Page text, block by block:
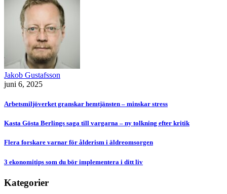
Jakob Gustafsson
juni 6, 2025
Arbetsmiljöverket granskar hemtjänsten – minskar stress
Kasta Gösta Berlings saga till vargarna – ny tolkning efter kritik
Flera forskare varnar för ålderism i äldreomsorgen
3 ekonomitips som du bör implementera i ditt liv
Kategorier